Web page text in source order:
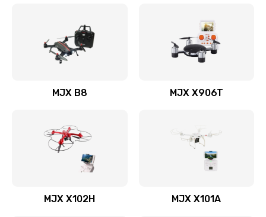
MJX B8 MJX X906T
MJX X102H MJX X101A